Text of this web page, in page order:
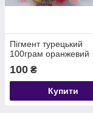
Пігмент турецький
100грам оранжевий
100 ₴
Купити